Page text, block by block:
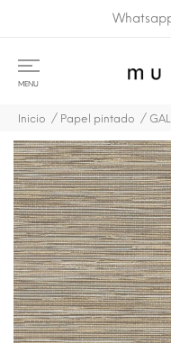
MENU
Inicio Papel pintado